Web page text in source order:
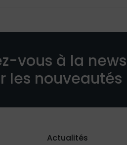
vous à la
les nouveautés
Actualités